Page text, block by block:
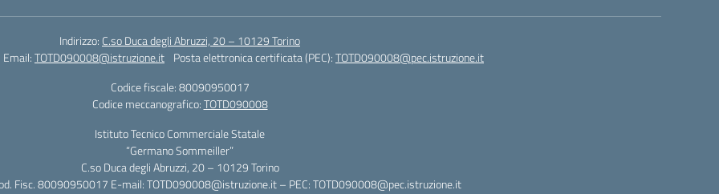
Indirizzo: C.so Duca degli Abruzzi, 20 – 10129 Torino
Email:TOTD090008@istruzione.it Posta elettronica certificata (PEC):TOTD090008@pec.istruzione.it
Codice fiscale: 80090950017
Codice meccanografico:TOTD090008
Istituto Tecnico Commerciale Statale
“Germano Sommeiller”
C.so Duca degli Abruzzi, 20 – 10129 Torino
Fisc. 80090950017 E-mail: TOTD090008@istruzione.it – PEC: TOTD090008@pec.istruzione.it